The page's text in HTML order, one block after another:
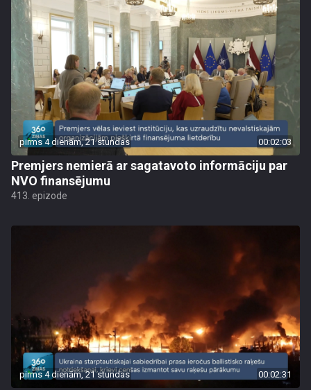
pirms 4 dienām, 21 stundas 00:02:03
Premjers nemierā ar sagatavoto informāciju par
NVO finansējumu
413. epizode
pirms 4 dienām, 21 stundas 00:02:31